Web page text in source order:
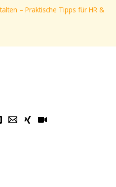
– Praktische Tipps für HR &